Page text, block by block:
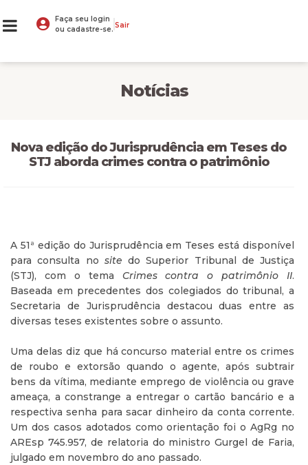
Faça seu login
ou cadastre-se. Sair
Notícias
Nova edição do Jurisprudência em Teses do
STJ aborda crimes contra o patrimônio
A 51ª edição do Jurisprudência em Teses está disponível
para consulta no site do Superior Tribunal de Justiça
(STJ), com o tema Crimes contra o patrimônio II.
Baseada em precedentes dos colegiados do tribunal, a
Secretaria de Jurisprudência destacou duas entre as
diversas teses existentes sobre o assunto.
Uma delas diz que há concurso material entre os crimes
de roubo e extorsão quando o agente, após subtrair
bens da vítima, mediante emprego de violência ou grave
ameaça, a constrange a entregar o cartão bancário e a
respectiva senha para sacar dinheiro da conta corrente.
Um dos casos adotados como orientação foi o AgRg no
AREsp 745.957, de relatoria do ministro Gurgel de Faria,
julgado em novembro do ano passado.